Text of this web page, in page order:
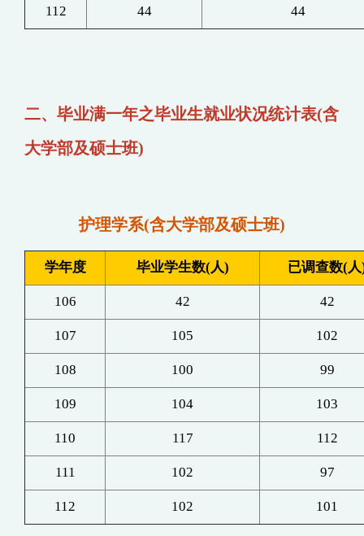
112 44 44
二、毕业满一年之毕业生就业状况统计表(含
大学部及硕士班)
护理学系(含大学部及硕士班)
学年度 毕业学生数(人) 已调查数(
106 42 42
107 105 102
108 100 99
109 104 103
110 117 112
111 102 97
112 102 101